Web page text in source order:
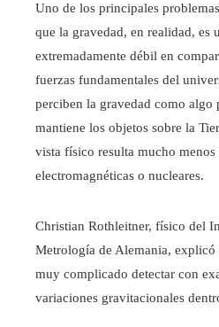
Uno de los principales
que la gravedad, en realidad, es
extremadamente débil en
fuerzas fundamentales del
perciben la gravedad como algo
mantiene los objetos sobre la
vista físico resulta mucho menos
electromagnéticas o nucleares.
Christian Rothleitner, físico del
Metrología de Alemania, explicó
muy complicado detectar con
variaciones gravitacionales